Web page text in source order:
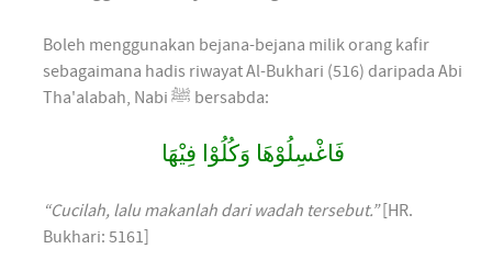
Boleh menggunakan bejana-bejana milik orang kafir
sebagaimana hadis riwayat Al-Bukhari (516) daripada Abi
Tha'alabah, Nabi ﷺ bersabda:
فَاغْسِلُوْهَا وَكُلُوْا فِيْهَا
“Cucilah, lalu makanlah dari wadah tersebut.”[HR.
Bukhari: 5161]